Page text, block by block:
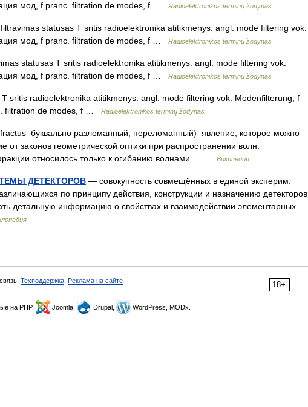
мод, f pranc. filtration de modes, f …
Radioelektronikos terminų žodynas
statusas T sritis radioelektronika atitikmenys: angl. mode filtering vok.
мод, f pranc. filtration de modes, f …
Radioelektronikos terminų žodynas
statusas T sritis radioelektronika atitikmenys: angl. mode filtering vok.
мод, f pranc. filtration de modes, f …
Radioelektronikos terminų žodynas
sritis radioelektronika atitikmenys: angl. mode filtering vok. Modenfilterung, f
filtration de modes, f …
Radioelektronikos terminų žodynas
буквально разломанный, переломанный) явление, которое можно
от законов геометрической оптики при распространении волн.
относилось только к огибанию волнами… …
Википедия
ДЕТЕКТОРОВ — совокупность совмещённых в единой эксперим.
по принципу действия, конструкции и назначению детекторов
детальную информацию о свойствах и взаимодействии элементарных
18+
Техподдержка Реклама на сайте
на PHP, Joomla, Drupal, WordPress, MODx.